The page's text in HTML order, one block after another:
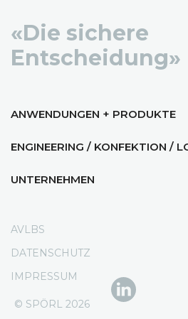
«Die sichere
Entscheidung»
ANWENDUNGEN + PRODUKTE
ENGINEERING / KONFEKTION /
UNTERNEHMEN
AVLBS
DATENSCHUTZ
IMPRESSUM
© SPÖRL 2026